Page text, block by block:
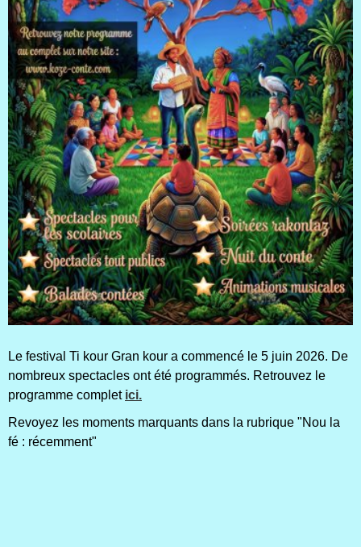
Le festival Ti kour Gran kour a commencé le 5 juin 2026. De
nombreux spectacles ont été programmés. Retrouvez le
programme complet ici.
Revoyez les moments marquants dans la rubrique "Nou la
fé : récemment"